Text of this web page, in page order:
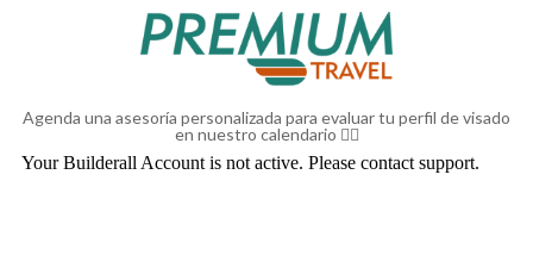
Agenda una asesoría personalizada para evaluar tu perfil de visado
en nuestro calendario 👇🏻